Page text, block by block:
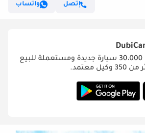
إتصل
واتساب
استكشف أكثر من 30،000 سيارة جديدة ومستعملة للبيع
معتمد.